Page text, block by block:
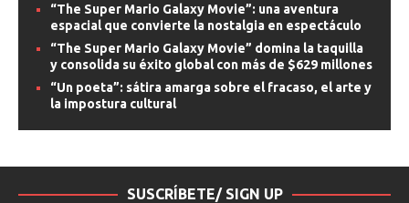
“The Super Mario Galaxy Movie”: una aventura
espacial que convierte la nostalgia en espectáculo
“The Super Mario Galaxy Movie” domina la taquilla
y consolida su éxito global con más de $629 millones
“Un poeta”: sátira amarga sobre el fracaso, el arte y
la impostura cultural
SUSCRÍBETE/ SIGN UP